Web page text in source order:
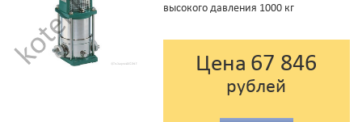
высокого давления 1000 кг
Цена 67 846
рублей